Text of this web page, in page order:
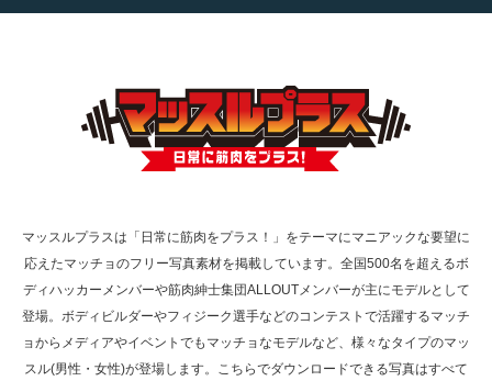
TOKYO FMラジオ番組「ONE MORNING」
で紹介さ…
た（6/8放送）
マッスルプラスは「日常に筋肉をプラス！」をテーマにマニアックな要望に
応えたマッチョのフリー写真素材を掲載しています。全国500名を超えるボ
ディハッカーメンバーや筋肉紳士集団ALLOUTメンバーが主にモデルとして
登場。ボディビルダーやフィジーク選手などのコンテストで活躍するマッチ
ョからメディアやイベントでもマッチョなモデルなど、様々なタイプのマッ
スル(男性・女性)が登場します。こちらでダウンロードできる写真はすべて